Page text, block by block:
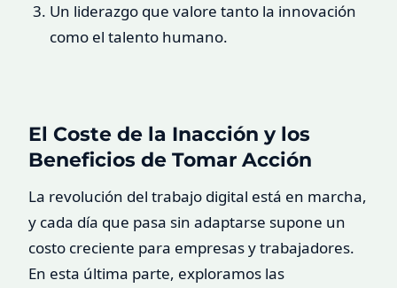
Un liderazgo que valore tanto la innovación
como el talento humano.
El Coste de la Inacción y los
Beneficios de Tomar Acción
La revolución del trabajo digital está en marcha,
y cada día que pasa sin adaptarse supone un
costo creciente para empresas y trabajadores.
En esta última parte, exploramos las